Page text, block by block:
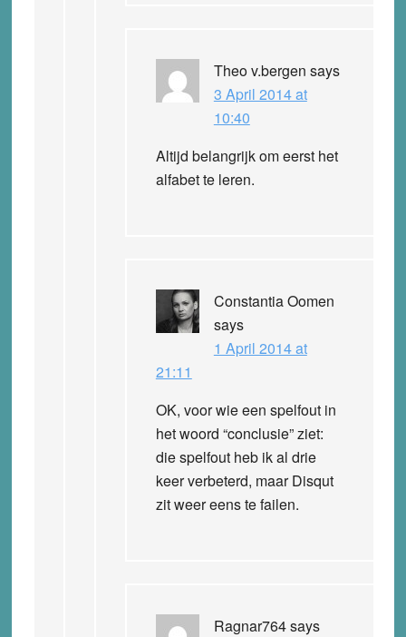
Theo v.bergen says
3 April 2014 at
10:40
Altijd belangrijk om eerst het
alfabet te leren.
Constantia Oomen
says
1 April 2014 at
21:11
OK, voor wie een spelfout in
het woord “conclusie” ziet:
die spelfout heb ik al drie
keer verbeterd, maar Disqut
zit weer eens te failen.
Ragnar764says